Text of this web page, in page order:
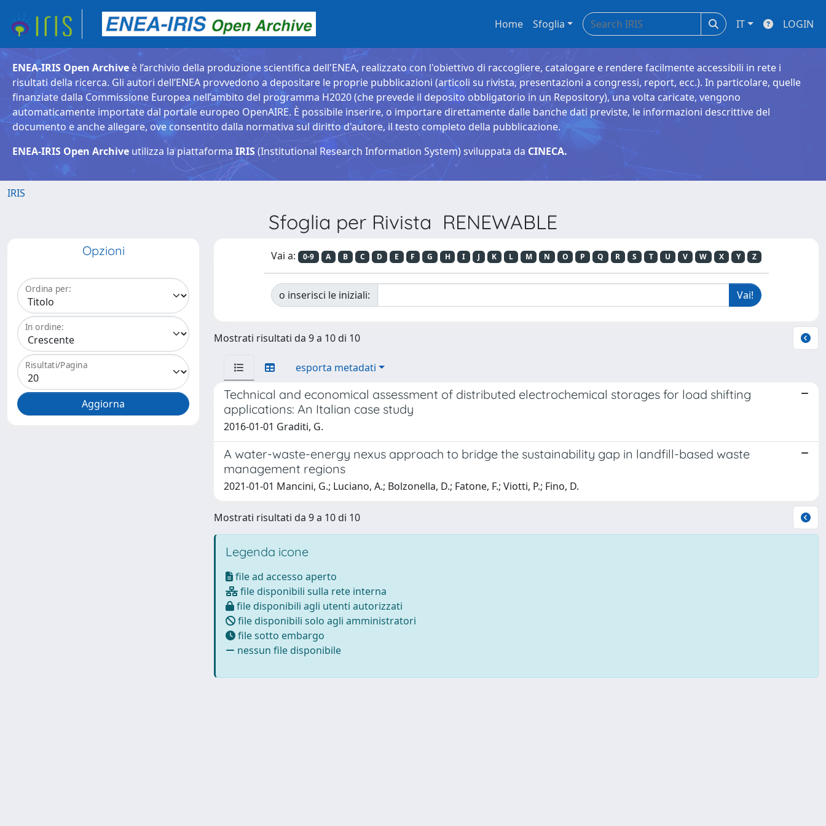
Home Sfoglia IT LOGIN
ENEA-IRIS Open Archive è l’archivio della produzione scientifica dell'ENEA, realizzato con l'obiettivo di raccogliere, catalogare e rendere facilmente accessibili in rete i
risultati della ricerca. Gli autori dell’ENEA provvedono a depositare le proprie pubblicazioni (articoli su rivista, presentazioni a congressi, report, ecc.). In particolare, quelle
finanziate dalla Commissione Europea nell’ambito del programma H2020 (che prevede il deposito obbligatorio in un Repository), una volta caricate, vengono
automaticamente importate dal portale europeo OpenAIRE. È possibile inserire, o importare direttamente dalle banche dati previste, le informazioni descrittive del
documento e anche allegare, ove consentito dalla normativa sul diritto d'autore, il testo completo della pubblicazione.
ENEA-IRIS Open Archive utilizza la piattaforma IRIS(Institutional Research Information System) sviluppata da CINECA.
IRIS
Sfoglia per Rivista RENEWABLE
Opzioni
Ordina per:
In ordine:
Risultati/Pagina
Vai a: 0-9 A B C D E F G H I J K L M N O P Q R S T U V W X Y Z
o inserisci le iniziali:
Mostrati risultati da 9 a 10 di 10
esporta metadati
Technical and economical assessment of distributed electrochemical storages for load shifting
applications: An Italian case study
2016-01-01 Graditi, G.
A water-waste-energy nexus approach to bridge the sustainability gap in landfill-based waste
management regions
2021-01-01 Mancini, G.; Luciano, A.; Bolzonella, D.; Fatone, F.; Viotti, P.; Fino, D.
Mostrati risultati da 9 a 10 di 10
Legenda icone
file ad accesso aperto
file disponibili sulla rete interna
file disponibili agli utenti autorizzati
file disponibili solo agli amministratori
file sotto embargo
nessun file disponibile